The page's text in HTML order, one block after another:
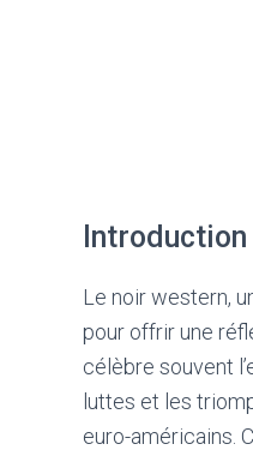
Introduction
Le noir western,
pour offrir une
célèbre souvent
luttes et les
euro-américains.